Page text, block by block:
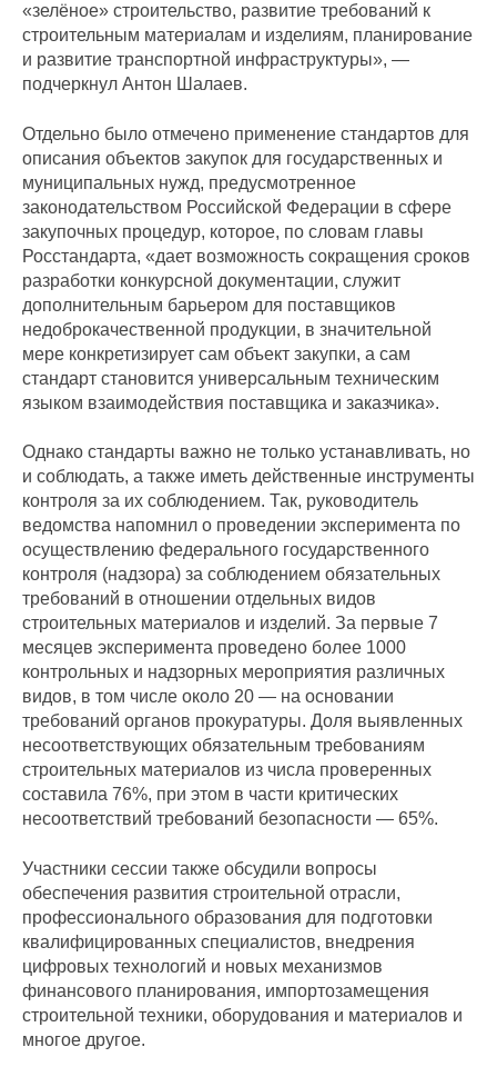
«зелёное» строительство, развитие требований к
строительным материалам и изделиям, планирование
и развитие транспортной инфраструктуры», —
подчеркнул Антон Шалаев.
Отдельно было отмечено применение стандартов для
описания объектов закупок для государственных и
муниципальных нужд, предусмотренное
законодательством Российской Федерации в сфере
закупочных процедур, которое, по словам главы
Росстандарта, «дает возможность сокращения сроков
разработки конкурсной документации, служит
дополнительным барьером для поставщиков
недоброкачественной продукции, в значительной
мере конкретизирует сам объект закупки, а сам
стандарт становится универсальным техническим
языком взаимодействия поставщика и заказчика».
Однако стандарты важно не только устанавливать, но
и соблюдать, а также иметь действенные инструменты
контроля за их соблюдением. Так, руководитель
ведомства напомнил о проведении эксперимента по
осуществлению федерального государственного
контроля (надзора) за соблюдением обязательных
требований в отношении отдельных видов
строительных материалов и изделий. За первые 7
месяцев эксперимента проведено более 1000
контрольных и надзорных мероприятия различных
видов, в том числе около 20 — на основании
требований органов прокуратуры. Доля выявленных
несоответствующих обязательным требованиям
строительных материалов из числа проверенных
составила 76%, при этом в части критических
несоответствий требований безопасности — 65%.
Участники сессии также обсудили вопросы
обеспечения развития строительной отрасли,
профессионального образования для подготовки
квалифицированных специалистов, внедрения
цифровых технологий и новых механизмов
финансового планирования, импортозамещения
строительной техники, оборудования и материалов и
многое другое.